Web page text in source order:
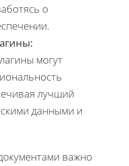
о
могут
лучший
данными и
важно